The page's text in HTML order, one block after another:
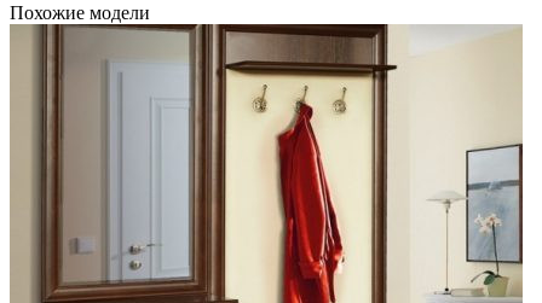
Похожие модели